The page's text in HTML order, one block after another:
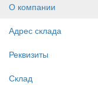
О компании
Адрес склада
Реквизиты
Склад